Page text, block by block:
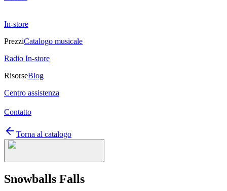
In-store
PrezziCatalogo musicale
Radio In-store
RisorseBlog
Centro assistenza
Contatto
Torna al catalogo
Snowballs Falls